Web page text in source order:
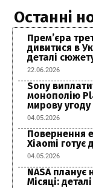
Останні
Прем’єра
дивитися в
деталі
22.06.2026
Sony
монополію
мирову угоду
04.05.2026
Повернення
Xiaomi готує
04.05.2026
NASA
Місяці: